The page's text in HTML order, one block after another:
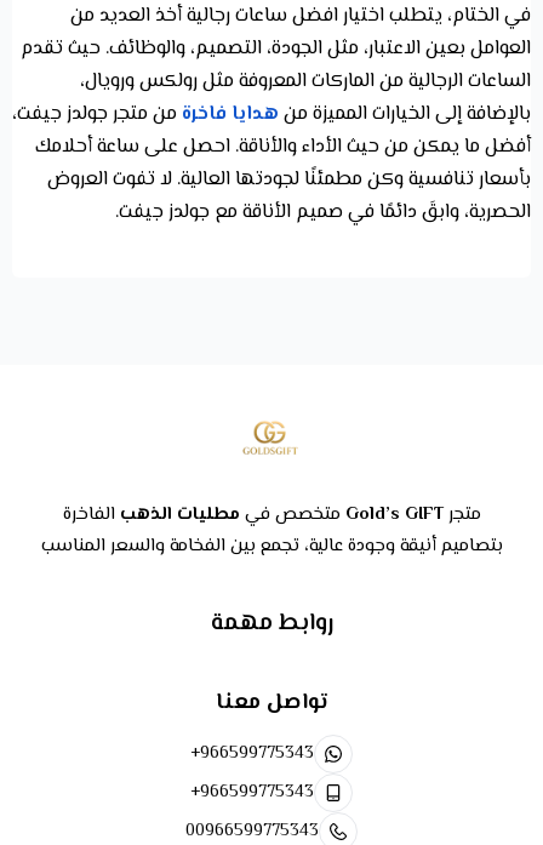
في الختام، يتطلب اختيار افضل ساعات رجالية أخذ العديد من
العوامل بعين الاعتبار، مثل الجودة، التصميم، والوظائف. حيث تقدم
الساعات الرجالية من الماركات المعروفة مثل رولكس ورويال،
بالإضافة إلى الخيارات المميزة من هدايا فاخرة من متجر جولدز جيفت،
أفضل ما يمكن من حيث الأداء والأناقة. احصل على ساعة أحلامك
بأسعار تنافسية وكن مطمئنًا لجودتها العالية. لا تفوت العروض
الحصرية، وابقَ دائمًا في صميم الأناقة مع جولدز جيفت.
متجرGold’s GIFT متخصص في مطليات الذهب الفاخرة
بتصاميم أنيقة وجودة عالية، تجمع بين الفخامة والسعر المناسب
روابط مهمة
تواصل معنا
+966599775343
+966599775343
00966599775343